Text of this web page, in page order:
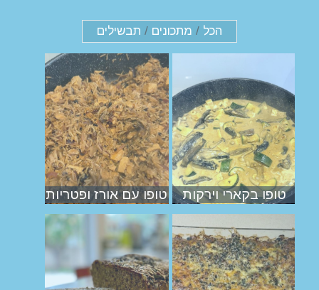
הכל / מתכונים / תבשילים
טופו בקארי וירקות טופו עם אורז ופטריות